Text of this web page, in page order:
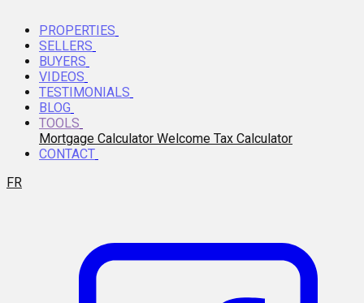
PROPERTIES
SELLERS
BUYERS
VIDEOS
TESTIMONIALS
BLOG
TOOLS
Mortgage Calculator Welcome Tax Calculator
CONTACT
FR